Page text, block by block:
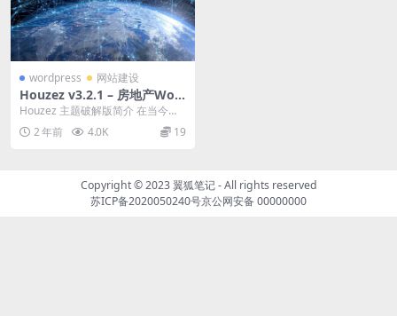
wordpress 网站建设
Houzez v3.2.1 – 房地产Wor
dPress主题下载
Houzez 主题破解版简介 在当今数
字化时代，房地产行业不再局限于
传统的营销方...
2 年前 4.0K 19
Copyright © 2023翼狐笔记- All rights reserved
苏ICP备2020050240号京公网安备 00000000